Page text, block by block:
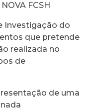
FCSH
Investigação do
que pretende
realizada no
de
de uma